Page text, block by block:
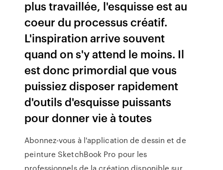
plus travaillée, l'esquisse est au
coeur du processus créatif.
L'inspiration arrive souvent
quand on s'y attend le moins. Il
est donc primordial que vous
puissiez disposer rapidement
d'outils d'esquisse puissants
pour donner vie à toutes
Abonnez-vous à l'application de dessin et de
peinture SketchBook Pro pour les
professionnels de la création disponible sur